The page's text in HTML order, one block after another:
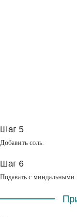
Шаг 5
Добавить соль.
Шаг 6
Подавать с миндальными